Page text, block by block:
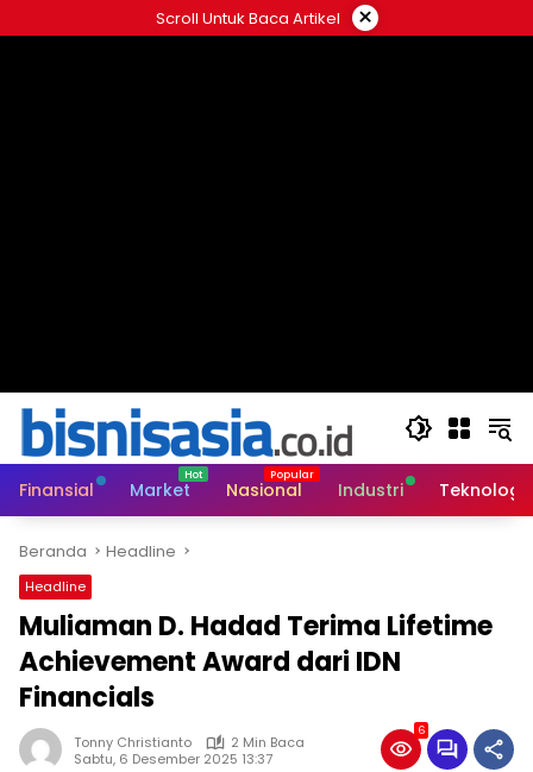
ke
Scroll Untuk Baca Artikel ×
Finansial Market Nasional Industri Teknologi
Beranda Headline
Headline
Muliaman D. Hadad Terima Lifetime
Achievement Award dari IDN
Financials
Tonny Christianto
2 Min Baca
Sabtu, 6 Desember 2025 13:37
6